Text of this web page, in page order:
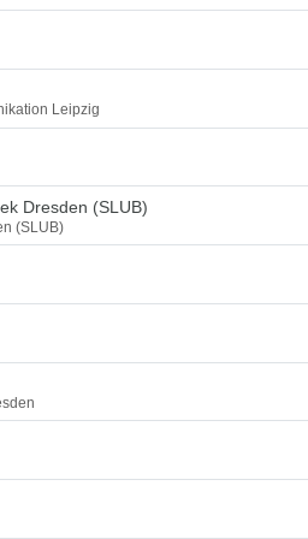
Leipzig
Dresden (SLUB)
(SLUB)